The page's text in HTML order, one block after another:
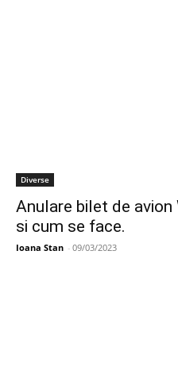
Diverse
Anulare bilet de
si cum se face.
Ioana Stan - 09/03/2023